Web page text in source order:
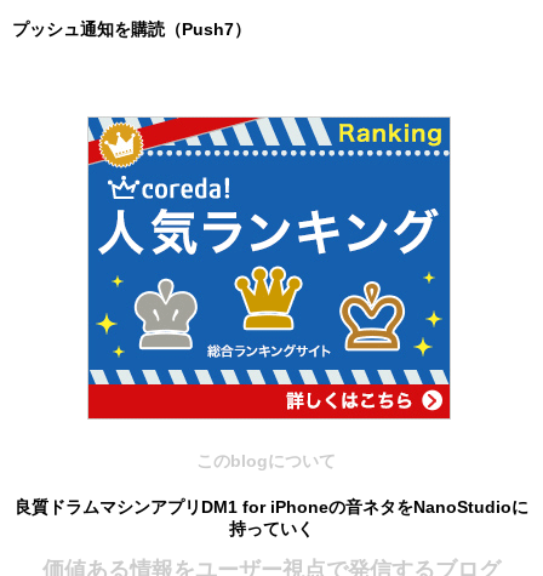
プッシュ通知を購読（Push7）
このblogについて
良質ドラムマシンアプリDM1 for iPhoneの音ネタをNanoStudioに
持っていく
価値ある情報をユーザー視点で発信するブログ